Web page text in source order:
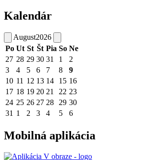
Kalendár
August2026
Po Ut St Št Pia So Ne
27 28 29 30 31 1
2
3
4 5 6 7 8
9
10 11 12 13 14 15 16
17 18 19 20 21 22 23
24 25 26 27 28 29 30
31 1 2 3 4 5 6
Mobilná aplikácia